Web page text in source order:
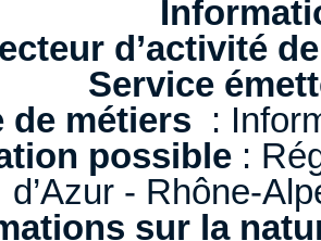
d’activité
Service
de métiers :
possible :
d’Azur - Rhône-
sur la